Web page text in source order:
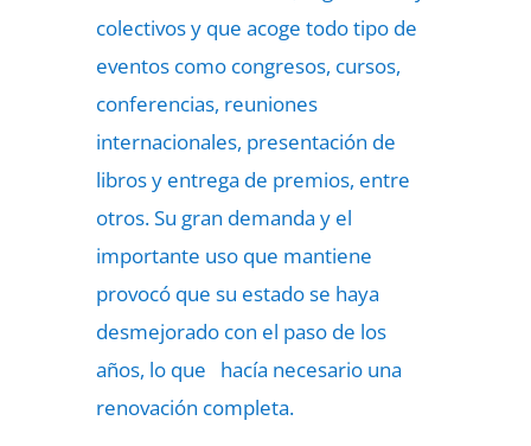
colectivos y que acoge todo tipo de
eventos como congresos, cursos,
conferencias, reuniones
internacionales, presentación de
libros y entrega de premios, entre
otros. Su gran demanda y el
importante uso que mantiene
provocó que su estado se haya
desmejorado con el paso de los
años, lo que hacía necesario una
renovación completa.